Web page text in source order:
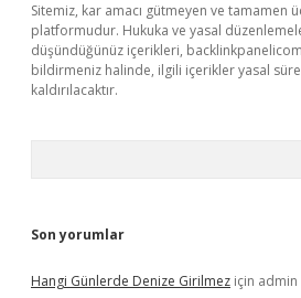
Sitemiz, kar amacı gütmeyen ve tamamen
platformudur. Hukuka ve yasal
düşündüğünüz içerikleri,
bildirmeniz halinde, ilgili içerikler yasal
kaldırılacaktır.
Son yorumlar
Hangi Günlerde Denize Girilmez için admin